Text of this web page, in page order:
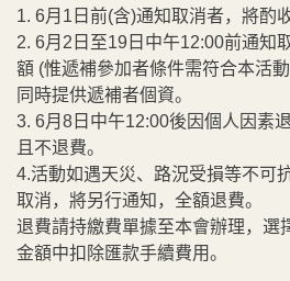
1. 6月1日前(含)通知取消者，將酌
2. 6月2日至19日中午12:00前通知
額 (惟遞補參加者條件需符合本活
同時提供遞補者個資。
3. 6月8日中午12:00後因個人因素
且不退費。
4.活動如遇天災、路況受損等不可
取消，將另行通知，全額退費。
退費請持繳費單據至本會辦理，選
金額中扣除匯款手續費用。